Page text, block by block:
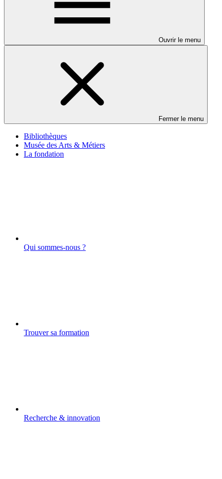
Ouvrir le menu
Fermer le menu
Bibliothèques
Musée des Arts & Métiers
La fondation
Qui sommes-nous ?
Trouver sa formation
Recherche & innovation